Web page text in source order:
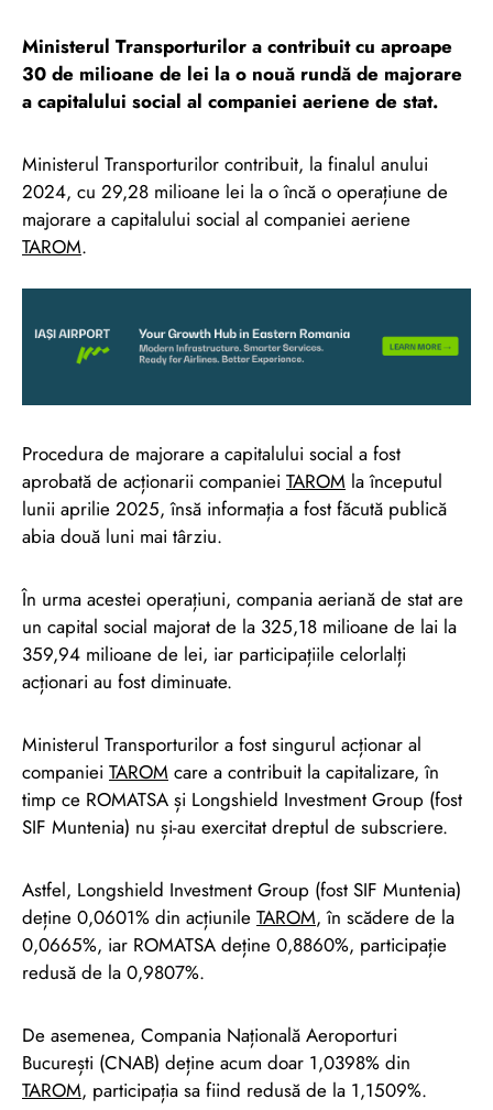
Ministerul Transporturilor a contribuit cu aproape
30 de milioane de lei la o nouă rundă de majorare
a capitalului social al companiei aeriene de stat.
Ministerul Transporturilor contribuit, la finalul anului
2024, cu 29,28 milioane lei la o încă o operațiune de
majorare a capitalului social al companiei aeriene
TAROM.
Procedura de majorare a capitalului social a fost
aprobată de acționarii companiei TAROM la începutul
lunii aprilie 2025, însă informația a fost făcută publică
abia două luni mai târziu.
În urma acestei operațiuni, compania aeriană de stat are
un capital social majorat de la 325,18 milioane de lai la
359,94 milioane de lei, iar participațiile celorlalți
acționari au fost diminuate.
Ministerul Transporturilor a fost singurul acționar al
companiei TAROM care a contribuit la capitalizare, în
timp ce ROMATSA și Longshield Investment Group (fost
SIF Muntenia) nu și-au exercitat dreptul de subscriere.
Astfel, Longshield Investment Group (fost SIF Muntenia)
deține 0,0601% din acțiunile TAROM, în scădere de la
0,0665%, iar ROMATSA deține 0,8860%, participație
redusă de la 0,9807%.
De asemenea, Compania Națională Aeroporturi
București (CNAB) deține acum doar 1,0398% din
TAROM, participația sa fiind redusă de la 1,1509%.